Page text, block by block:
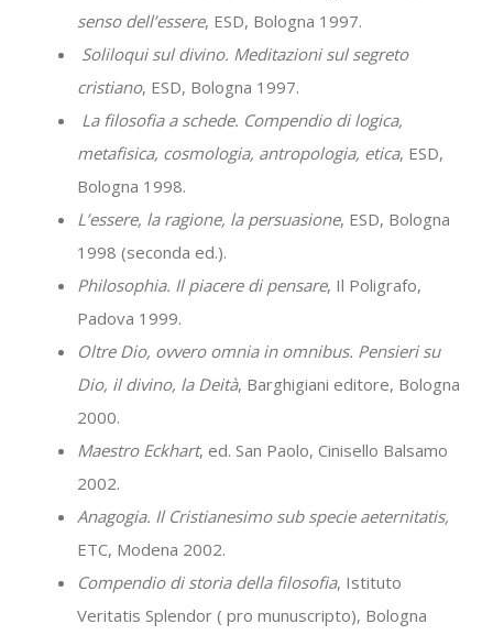
senso dell’essere, ESD, Bologna 1997.
Soliloqui sul divino. Meditazioni sul segreto
cristiano, ESD, Bologna 1997.
La filosofia a schede. Compendio di logica,
metafisica, cosmologia, antropologia, etica, ESD,
Bologna 1998.
L’essere, la ragione, la persuasione, ESD, Bologna
1998 (seconda ed.).
Philosophia. Il piacere di pensare, Il Poligrafo,
Padova 1999.
Oltre Dio, ovvero omnia in omnibus. Pensieri su
Dio, il divino, la Deità, Barghigiani editore, Bologna
2000.
Maestro Eckhart, ed. San Paolo, Cinisello Balsamo
2002.
Anagogia. Il Cristianesimo sub specie aeternitatis,
ETC, Modena 2002.
Compendio di storia della filosofia, Istituto
Veritatis Splendor ( pro munuscripto), Bologna